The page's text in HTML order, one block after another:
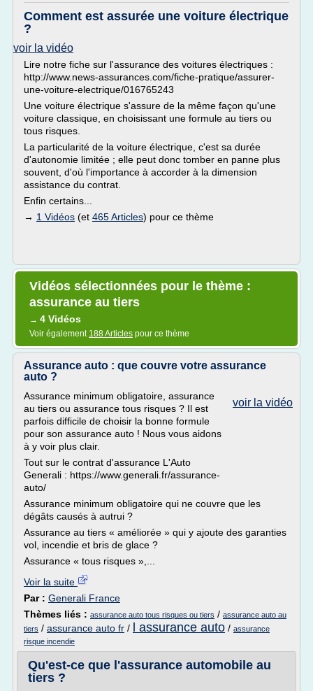
Comment est assurée une voiture électrique
?
voir la vidéo
Lire notre fiche sur l'assurance des voitures électriques :
http://www.news-assurances.com/fiche-pratique/assurer-
une-voiture-electrique/016765243
Une voiture électrique s'assure de la même façon qu'une
voiture classique, en choisissant une formule au tiers ou
tous risques.
La particularité de la voiture électrique, c'est sa durée
d'autonomie limitée ; elle peut donc tomber en panne plus
souvent, d'où l'importance à accorder à la dimension
assistance du contrat.
Enfin certains...
→ 1 Vidéos (et 465 Articles) pour ce thème
Vidéos sélectionnées pour le thème :
assurance au tiers
→ 4 Vidéos
Voir également 188 Articles pour ce thème
Assurance auto : que couvre votre assurance
auto ?
voir la vidéo
Assurance minimum obligatoire, assurance
au tiers ou assurance tous risques ? Il est
parfois difficile de choisir la bonne formule
pour son assurance auto ! Nous vous aidons
à y voir plus clair.
Tout sur le contrat d'assurance L'Auto
Generali : https://www.generali.fr/assurance-
auto/
Assurance minimum obligatoire qui ne couvre que les
dégâts causés à autrui ?
Assurance au tiers « améliorée » qui y ajoute des garanties
vol, incendie et bris de glace ?
Assurance « tous risques »,...
Voir la suite
Par : Generali France
Thèmes liés : assurance auto tous risques ou tiers / assurance auto au
tiers / assurance auto fr / l assurance auto / assurance
risque incendie
Qu'est-ce que l'assurance automobile au
tiers ?